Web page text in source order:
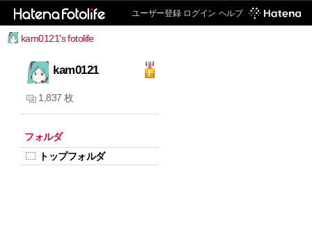
ユーザー登録 ログイン ヘルプ
kam0121's fotolife
kam0121
1,837 枚
フォルダ
トップフォルダ